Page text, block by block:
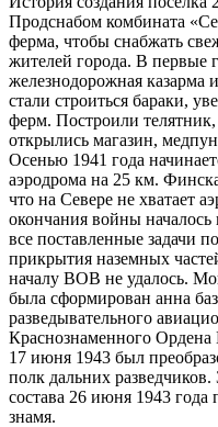
Продснабом комбината
ферма, чтобы снабжать
жителей города. В первые
железнодорожная казарма
стали строиться бараки,
ферм. Построили
открылись магазин,
Осенью 1941 года
аэродрома на 25 км.
что на Севере не хватает
окончания войны
все поставленные задачи
прикрытия наземных
началу ВОВ не удалось.
была сформирован анна
разведывательного
Краснознаменного Ордена
17 июня 1943 был
полк дальних
состава 26 июня 1943 года
знамя.